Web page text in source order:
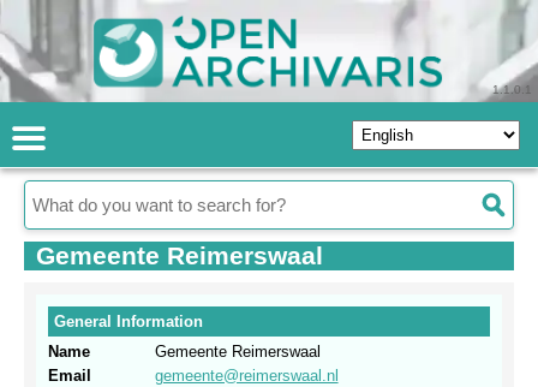
1.1.0.1
Gemeente Reimerswaal
General Information
Name
Gemeente Reimerswaal
Email
gemeente@reimerswaal.nl